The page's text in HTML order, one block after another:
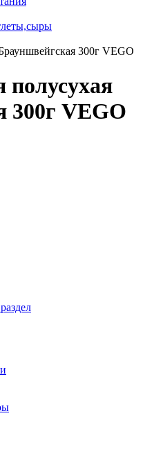
300г VEGO
полусухая
300г VEGO